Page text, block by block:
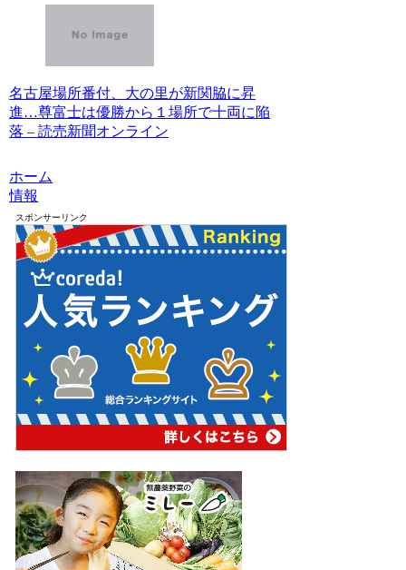
名古屋場所番付、大の里が新関脇に昇
進…尊富士は優勝から１場所で十両に陥
落 – 読売新聞オンライン
ホーム
情報
スポンサーリンク